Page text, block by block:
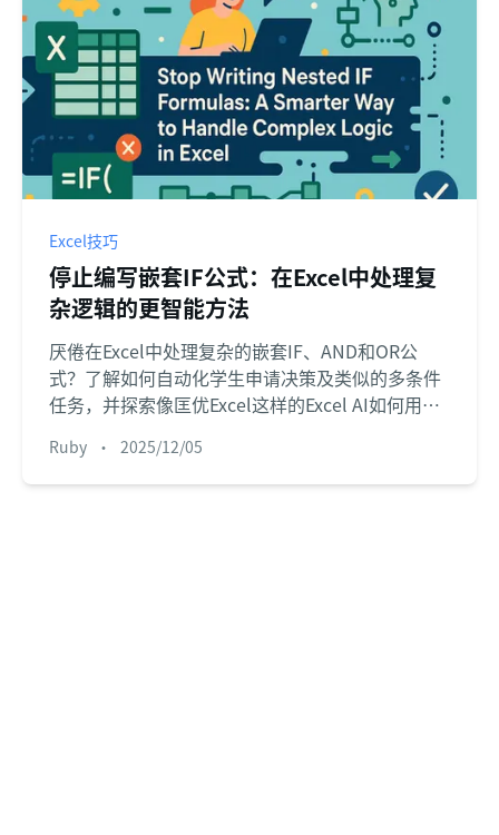
Excel技巧
停止编写嵌套IF公式：在Excel中处理复
杂逻辑的更智能方法
厌倦在Excel中处理复杂的嵌套IF、AND和OR公
式？了解如何自动化学生申请决策及类似的多条件
任务，并探索像匡优Excel这样的Excel AI如何用简
Ruby • 2025/12/05